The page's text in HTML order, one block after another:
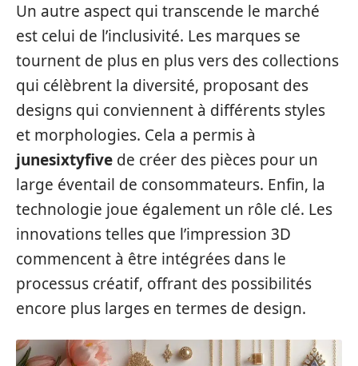
Un autre aspect qui transcende le marché
est celui de l’inclusivité. Les marques se
tournent de plus en plus vers des collections
qui célèbrent la diversité, proposant des
designs qui conviennent à différents styles
et morphologies. Cela a permis à
junesixtyfive de créer des pièces pour un
large éventail de consommateurs. Enfin, la
technologie joue également un rôle clé. Les
innovations telles que l’impression 3D
commencent à être intégrées dans le
processus créatif, offrant des possibilités
encore plus larges en termes de design.